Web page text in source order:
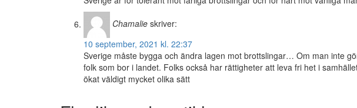
Chamalie skriver:
10 september, 2021 kl. 22:37
Sverige måste bygga och ändra lagen mot brottslingar… Om man inte
folk som bor i landet. Folks också har rättigheter att leva fri het i
ökat väldigt mycket olika sätt